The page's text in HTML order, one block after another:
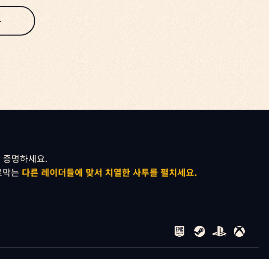
명하세요.
는 다른 레이더들에 맞서 치열한 사투를 펼치세요.